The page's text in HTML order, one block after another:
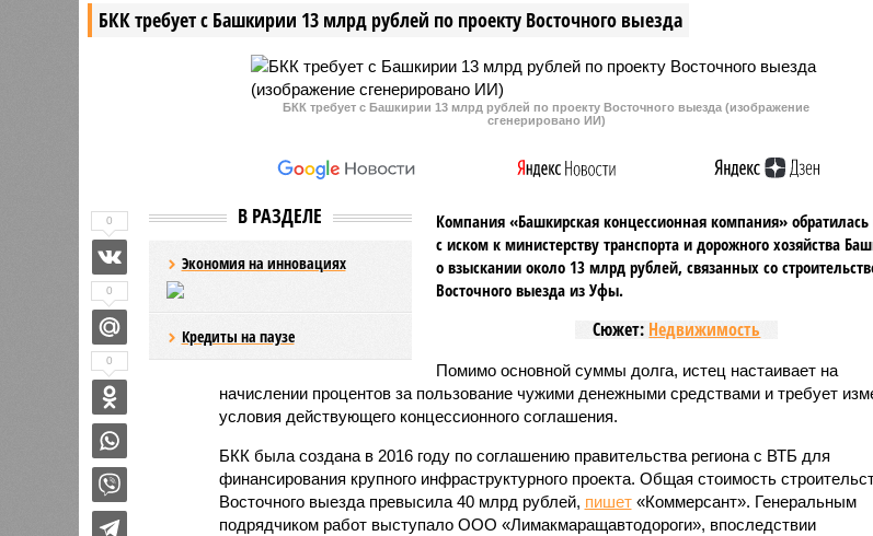
отравление детей.
Ранее ему не хотели
республики Ирека
БКК требует с Башкирии 13 млрд рублей по проекту Восточного выезда
БКК требует с Башкирии 13 млрд рублей по проекту Восточного выезда (изображение
сгенерировано ИИ)
В РАЗДЕЛЕ
Экономия на инновациях
Кредиты на паузе
Компания «Башкирская концессионная компания» обратилась
с иском к министерству транспорта и дорожного хозяйства
о взыскании около 13 млрд рублей, связанных со
Восточного выезда из Уфы.
Сюжет: Недвижимость
Помимо основной суммы долга, истец настаивает на
начислении процентов за пользование чужими денежными средствами и требует
условия действующего концессионного соглашения.
БКК была создана в 2016 году по соглашению правительства региона с ВТБ для
финансирования крупного инфраструктурного проекта. Общая стоимость
Восточного выезда превысила 40 млрд рублей, пишет«Коммерсант». Генеральным
подрядчиком работ выступало ООО «Лимакмаращавтодороги», впоследствии
0
0
0